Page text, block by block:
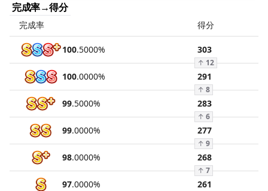
完成率→得分
完成率 得分
100.5000% 303
↑ 12
100.0000% 291
↑ 8
99.5000% 283
↑ 6
99.0000% 277
↑ 9
98.0000% 268
↑ 7
97.0000% 261